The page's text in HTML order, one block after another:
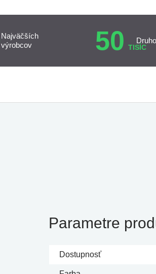
Najväčších
výrobcov
50 TISÍC
Parametre
Dostupnosť